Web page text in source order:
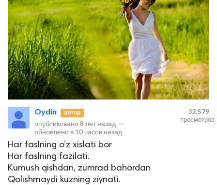
Oydin автор
опубликовано 8 лет назад —
обновлено в 10 часов назад
32,579
просмотров
Har faslning o’z xislati bor
Har faslning fazilati.
Kumush qishdan, zumrad bahordan
Qolishmaydi kuzning ziynati.